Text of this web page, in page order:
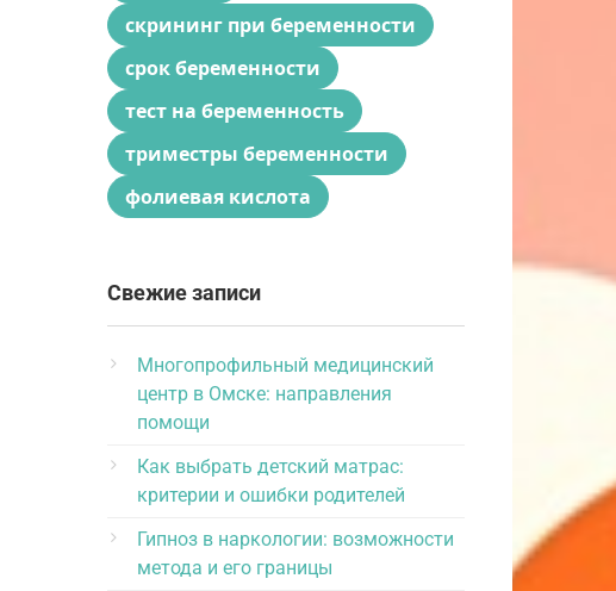
скрининг при беременности
срок беременности
тест на беременность
триместры беременности
фолиевая кислота
Свежие записи
Многопрофильный медицинский
центр в Омске: направления
помощи
Как выбрать детский матрас:
критерии и ошибки родителей
Гипноз в наркологии: возможности
метода и его границы